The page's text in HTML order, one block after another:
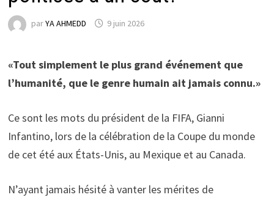
parYA AHMEDD 9 juin 2026
«Tout simplement le plus grand événement que
l’humanité, que le genre humain ait jamais connu.»
Ce sont les mots du président de la FIFA, Gianni
Infantino, lors de la célébration de la Coupe du monde
de cet été aux États-Unis, au Mexique et au Canada.
N’ayant jamais hésité à vanter les mérites de